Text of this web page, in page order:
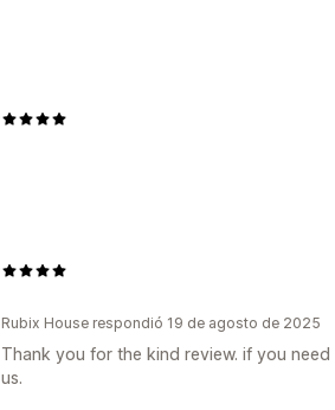
Rubix House respondió 19 de agosto de 2025
Thank you for the kind review. if you
us.